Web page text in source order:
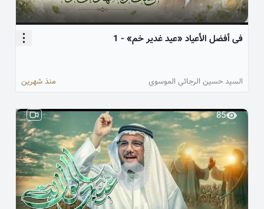
فی أفضل الأعیاد «عید غدیر خم» - 1
السيد حسين الرجائي الموسوي منذ شهرين
85